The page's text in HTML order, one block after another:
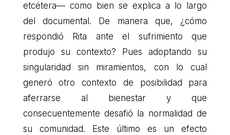
etcétera— como bien se explica a lo largo
del documental. De manera que, ¿cómo
respondió Rita ante el sufrimiento que
produjo su contexto? Pues adoptando su
singularidad sin miramientos, con lo cual
generó otro contexto de posibilidad para
aferrarse al bienestar y que
consecuentemente desafió la normalidad de
su comunidad. Este último es un efecto